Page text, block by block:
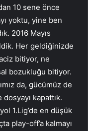
10 sene önce
yoktu, yine ben
2016 Mayıs
Her geldiğinizde
bitiyor, ne
bozukluğu bitiyor.
da, gücümüz de
kapattık.
1.Lig’de en düşük
play-off’a kalmayı